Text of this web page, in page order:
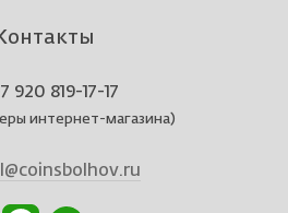
Контакты
920 819-17-17
интернет-магазина)